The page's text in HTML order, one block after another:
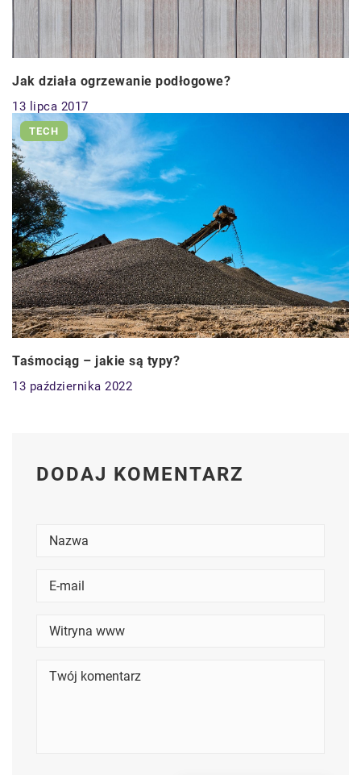
Jak działa ogrzewanie podłogowe?
13 lipca 2017
TECH
Taśmociąg – jakie są typy?
13 października 2022
DODAJ KOMENTARZ